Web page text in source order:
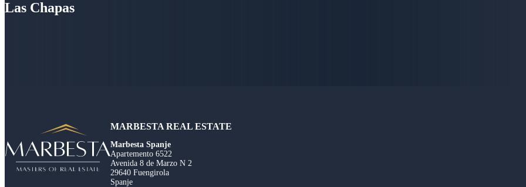
Las Chapas
MARBESTA REAL ESTATE
Marbesta Spanje
Apartemento 6522
Avenida 8 de Marzo N 2
29640 Fuengirola
Spanje